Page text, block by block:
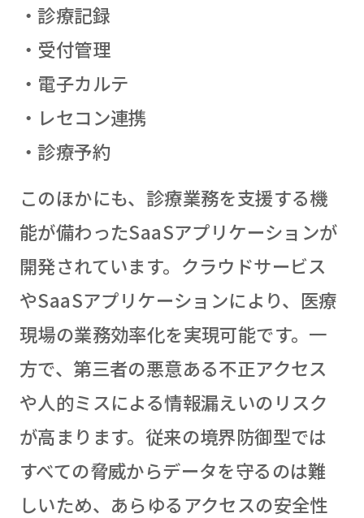
・診療記録
・受付管理
・電子カルテ
・レセコン連携
・診療予約
このほかにも、診療業務を支援する機
能が備わったSaaSアプリケーションが
開発されています。クラウドサービス
やSaaSアプリケーションにより、医療
現場の業務効率化を実現可能です。一
方で、第三者の悪意ある不正アクセス
や人的ミスによる情報漏えいのリスク
が高まります。従来の境界防御型では
すべての脅威からデータを守るのは難
しいため、あらゆるアクセスの安全性